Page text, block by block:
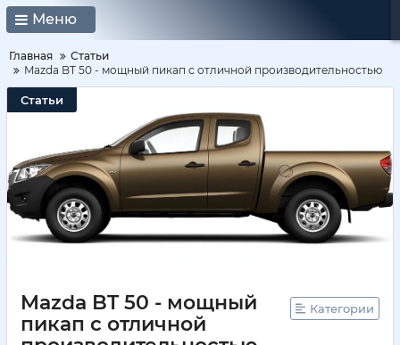
Меню
Главная
Статьи
Mazda BT 50 - мощный пикап с отличной производительностью
Статьи
Mazda BT 50 - мощный
пикап с отличной
Категории